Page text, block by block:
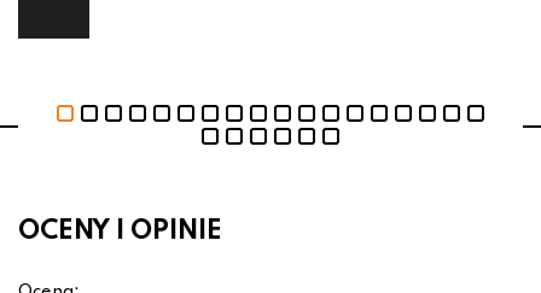
OCENY I OPINIE